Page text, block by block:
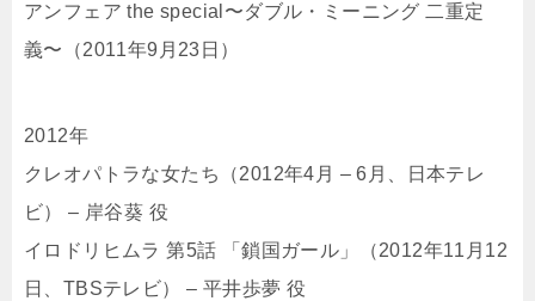
アンフェア the special〜ダブル・ミーニング 二重定
義〜（2011年9月23日）
2012年
クレオパトラな女たち（2012年4月 – 6月、日本テレ
ビ） – 岸谷葵 役
イロドリヒムラ 第5話 「鎖国ガール」（2012年11月12
日、TBSテレビ） – 平井歩夢 役